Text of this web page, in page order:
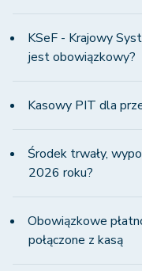
KSeF - Krajowy
jest obowiązkowy?
Kasowy PIT dla
Środek trwały,
2026 roku?
Obowiązkowe
połączone z kasą